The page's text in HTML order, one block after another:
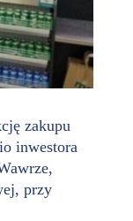
zakupu
inwestora
przy